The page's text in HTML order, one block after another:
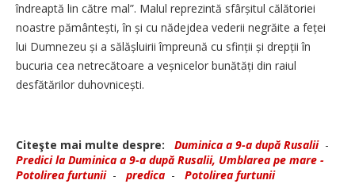
îndreaptă lin către mal”. Malul reprezintă sfârșitul călătoriei
noastre pământești, în și cu nădejdea vederii negrăite a feței
lui Dumnezeu și a sălășluirii împreună cu sfinții și drepții în
bucuria cea netrecătoare a veș­nicelor bunătăți din raiul
desfătărilor duhovnicești.
Citeşte mai multe despre: Duminica a 9-a după Rusalii-
Predici la Duminica a 9-a după Rusalii, Umblarea pe mare -
Potolirea furtunii- predica - Potolirea furtunii